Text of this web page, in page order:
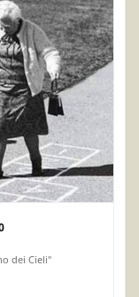
dei Cieli"